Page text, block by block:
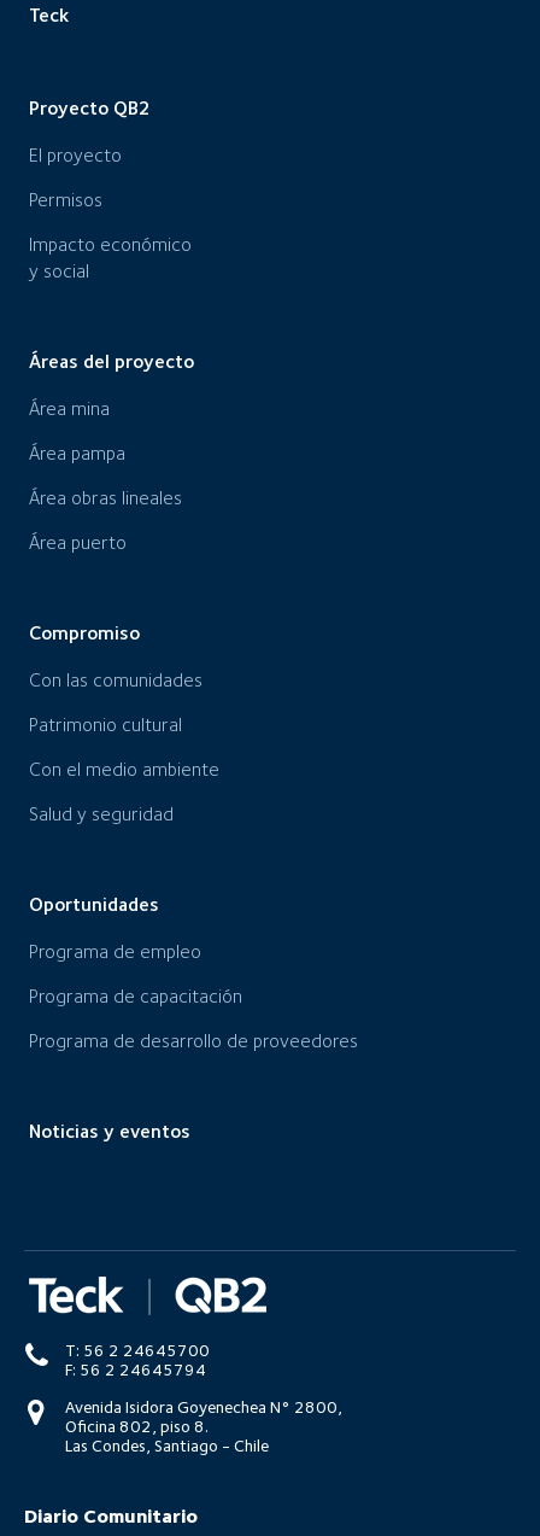
Teck
Proyecto QB2
El proyecto
Permisos
Impacto económico
y social
Áreas del proyecto
Área mina
Área pampa
Área obras lineales
Área puerto
Compromiso
Con las comunidades
Patrimonio cultural
Con el medio ambiente
Salud y seguridad
Oportunidades
Programa de empleo
Programa de capacitación
Programa de desarrollo de proveedores
Noticias y eventos
T: 56 2 24645700
F: 56 2 24645794
Avenida Isidora Goyenechea N° 2800,
Oficina 802, piso 8.
Las Condes, Santiago - Chile
Diario Comunitario